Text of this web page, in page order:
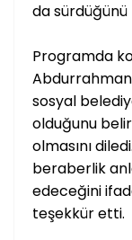
da
Programda
Abdurrahman
sosyal
olduğunu
olmasını
beraberlik
edeceğini
teşekkür etti.